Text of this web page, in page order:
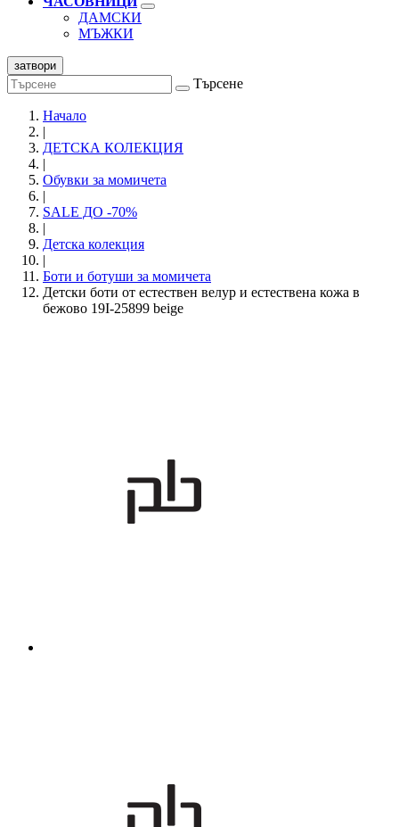
ДАМСКИ
МЪЖКИ
затвори
Търсене
Начало
|
ДЕТСКА КОЛЕКЦИЯ
|
Обувки за момичета
|
SALE ДО -70%
|
Детска колекция
|
Боти и ботуши за момичета
Детски боти от естествен велур и естествена кожа в
бежово 19I-25899 beige